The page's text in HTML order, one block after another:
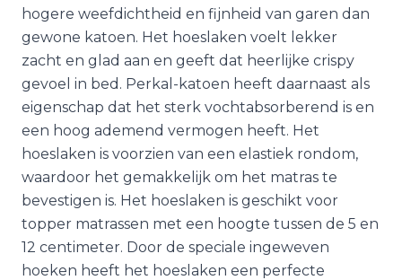
hogere weefdichtheid en fijnheid van garen dan
gewone katoen. Het hoeslaken voelt lekker
zacht en glad aan en geeft dat heerlijke crispy
gevoel in bed. Perkal-katoen heeft daarnaast als
eigenschap dat het sterk vochtabsorberend is en
een hoog ademend vermogen heeft. Het
hoeslaken is voorzien van een elastiek rondom,
waardoor het gemakkelijk om het matras te
bevestigen is. Het hoeslaken is geschikt voor
topper matrassen met een hoogte tussen de 5 en
12 centimeter. Door de speciale ingeweven
hoeken heeft het hoeslaken een perfecte